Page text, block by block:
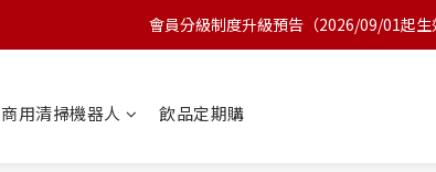
會員分級制度升級預告（2026/09/01起
商用清掃機器人 飲品定期購